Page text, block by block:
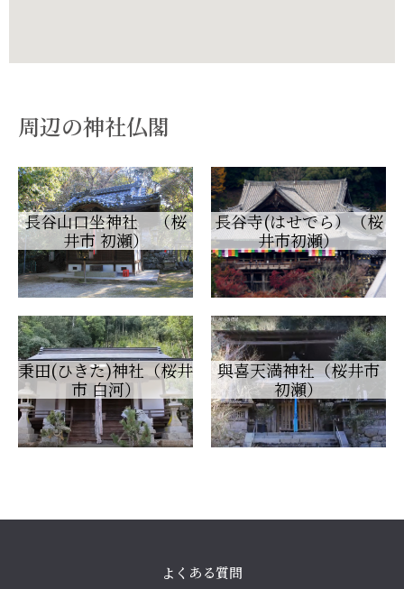
周辺の神社仏閣
長谷山口坐神社 （桜
井市 初瀬）
長谷寺(はせでら）（桜
井市初瀬）
秉田(ひきた)神社（桜井
市 白河）
與喜天満神社（桜井市
初瀬）
よくある質問